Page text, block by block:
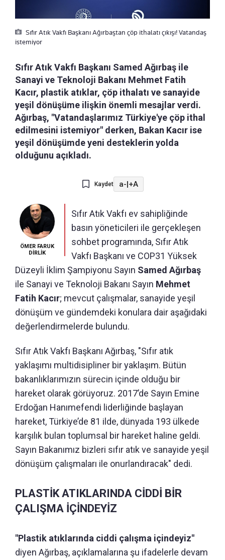
Sıfır Atık Vakfı Başkanı Ağırbaştan çöp ithalatı çıkışı! Vatandaş
istemiyor
Sıfır Atık Vakfı Başkanı Samed Ağırbaş ile
Sanayi ve Teknoloji Bakanı Mehmet Fatih
Kacır, plastik atıklar, çöp ithalatı ve sanayide
yeşil dönüşüme ilişkin önemli mesajlar verdi.
Ağırbaş, "Vatandaşlarımız Türkiye'ye çöp ithal
edilmesini istemiyor" derken, Bakan Kacır ise
yeşil dönüşümde yeni desteklerin yolda
olduğunu açıkladı.
Kaydet a-|+A
ÖMER FARUK
DİRLİK
Sıfır Atık Vakfı ev sahipliğinde
basın yöneticileri ile gerçekleşen
sohbet programında, Sıfır Atık
Vakfı Başkanı ve COP31 Yüksek
Düzeyli İklim Şampiyonu Sayın Samed Ağırbaş
ile Sanayi ve Teknoloji Bakanı Sayın Mehmet
Fatih Kacır; mevcut çalışmalar, sanayide yeşil
dönüşüm ve gündemdeki konulara dair aşağıdaki
değerlendirmelerde bulundu.
Sıfır Atık Vakfı Başkanı Ağırbaş, "Sıfır atık
yaklaşımı multidisipliner bir yaklaşım. Bütün
bakanlıklarımızın sürecin içinde olduğu bir
hareket olarak görüyoruz. 2017’de Sayın Emine
Erdoğan Hanımefendi liderliğinde başlayan
hareket, Türkiye’de 81 ilde, dünyada 193 ülkede
karşılık bulan toplumsal bir hareket haline geldi.
Sayın Bakanımız bizleri sıfır atık ve sanayide yeşil
dönüşüm çalışmaları ile onurlandıracak" dedi.
PLASTİK ATIKLARINDA CİDDİ BİR
ÇALIŞMA İÇİNDEYİZ
"Plastik atıklarında ciddi çalışma içindeyiz"
diyen Ağırbaş, açıklamalarına şu ifadelerle devam